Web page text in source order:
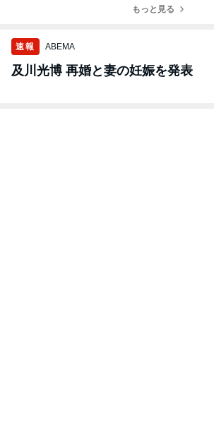
もっと見る
速報 ABEMA
及川光博 再婚と妻の妊娠を発表